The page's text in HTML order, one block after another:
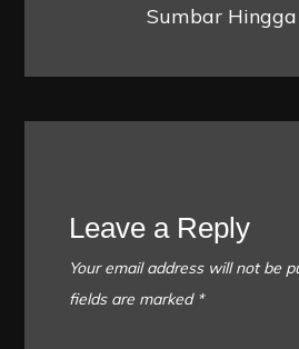
Sumbar
Leave a Reply
Your email address will not be
fields are marked *